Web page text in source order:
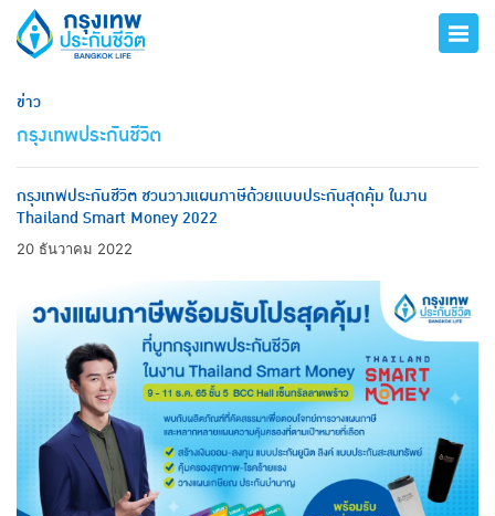
ข่าว
กรุงเทพประกันชีวิต
กรุงเทพประกันชีวิต ชวนวางแผนภาษีด้วยแบบประกันสุดคุ้ม ในงาน
Thailand Smart Money 2022
20 ธันวาคม 2022